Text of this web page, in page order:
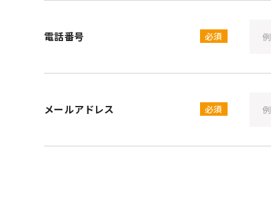
電話番号 必須
メールアドレス 必須